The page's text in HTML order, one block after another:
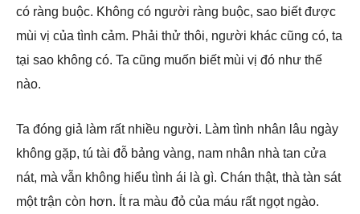
có ràng buộc. Không có người ràng buộc, sao biết được
mùi vị của tình cảm. Phải thử thôi, người khác cũng có, ta
tại sao không có. Ta cũng muốn biết mùi vị đó như thế
nào.
Ta đóng giả làm rất nhiều người. Làm tình nhân lâu ngày
không gặp, tú tài đỗ bảng vàng, nam nhân nhà tan cửa
nát, mà vẫn không hiểu tình ái là gì. Chán thật, thà tàn sát
một trận còn hơn. Ít ra màu đỏ của máu rất ngọt ngào.